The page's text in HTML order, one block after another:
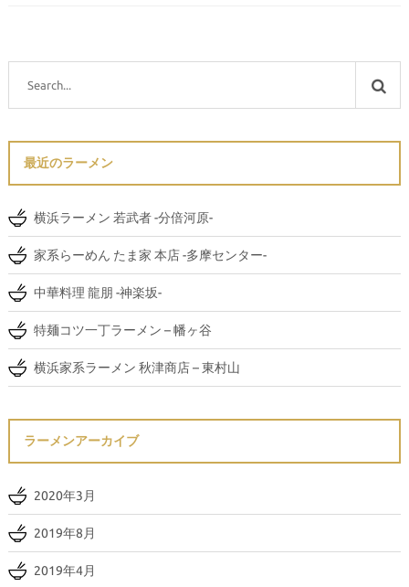
最近のラーメン
横浜ラーメン 若武者 -分倍河原-
家系らーめん たま家 本店 -多摩センター-
中華料理 龍朋 -神楽坂-
特麺コツ一丁ラーメン – 幡ヶ谷
横浜家系ラーメン 秋津商店 – 東村山
ラーメンアーカイブ
2020年3月
2019年8月
2019年4月